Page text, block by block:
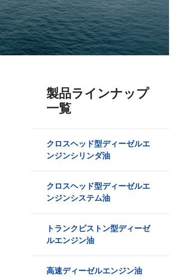
製品ラインナップ
一覧
クロスヘッド型ディーゼルエ
ンジンシリンダ油
クロスヘッド型ディーゼルエ
ンジンシステム油
トランクピストン型ディーゼ
ルエンジン油
高速ディーゼルエンジン油